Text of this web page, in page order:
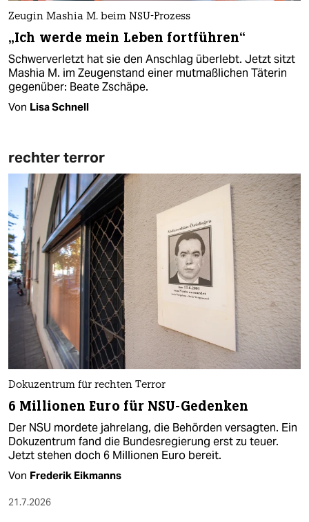
Zeugin Mashia M. beim NSU-Prozess
„Ich werde mein Leben fortführen“
Schwerverletzt hat sie den Anschlag überlebt. Jetzt sitzt
Mashia M. im Zeugenstand einer mutmaßlichen Täterin
gegenüber: Beate Zschäpe.
Von Lisa Schnell
rechter terror
Dokuzentrum für rechten Terror
6 Millionen Euro für NSU-Gedenken
Der NSU mordete jahrelang, die Behörden versagten. Ein
Dokuzentrum fand die Bundesregierung erst zu teuer.
Jetzt stehen doch 6 Millionen Euro bereit.
Von Frederik Eikmanns
21.7.2026